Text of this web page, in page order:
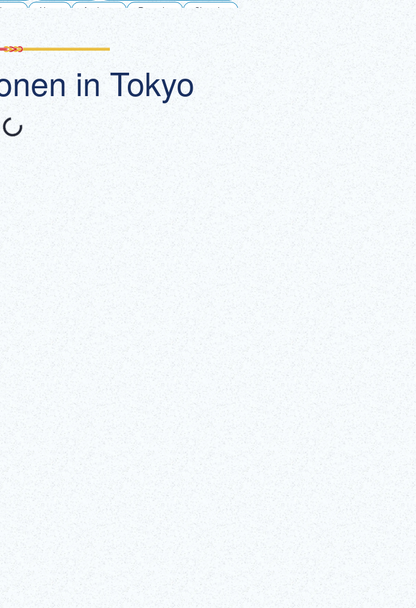
Ueno Asakusa Ryogoku
Shinjuku
in Tokyo
Tagsüber & nachts beginnend